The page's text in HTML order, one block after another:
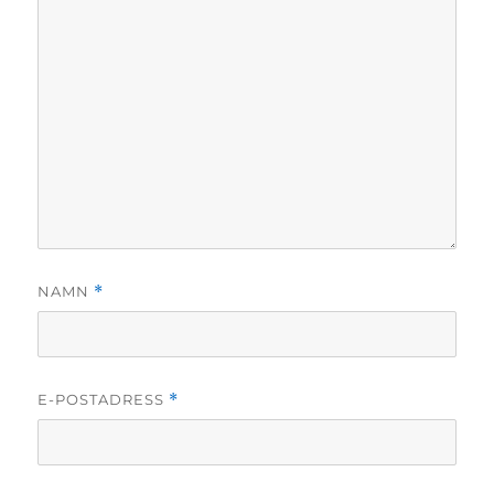
NAMN *
E-POSTADRESS *